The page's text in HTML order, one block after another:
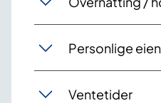
Personlige
Ventetider